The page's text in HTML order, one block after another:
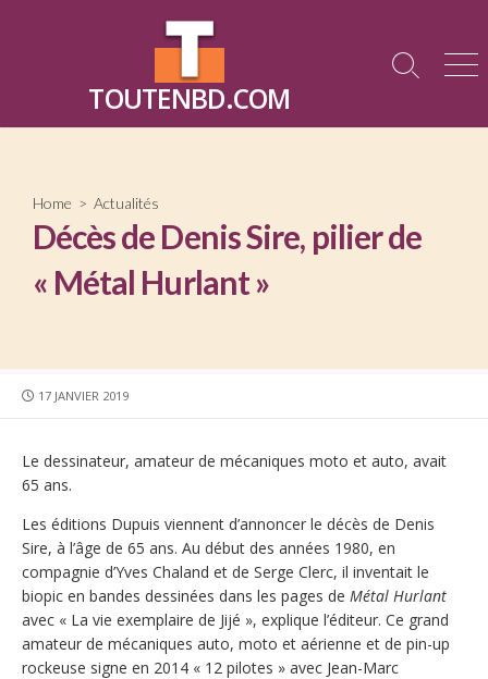
TOUTENBD.COM
Search
Home > Actualités
Décès de Denis Sire, pilier de
« Métal Hurlant »
PUBLISHED
17 JANVIER 2019
Le dessinateur, amateur de mécaniques moto et auto, avait
65 ans.
Les éditions Dupuis viennent d’annoncer le décès de Denis
Sire, à l’âge de 65 ans. Au début des années 1980, en
compagnie d’Yves Chaland et de Serge Clerc, il inventait le
biopic en bandes dessinées dans les pages de Métal Hurlant
avec « La vie exemplaire de Jijé », explique l’éditeur. Ce grand
amateur de mécaniques auto, moto et aérienne et de pin-up
rockeuse signe en 2014 « 12 pilotes » avec Jean-Marc